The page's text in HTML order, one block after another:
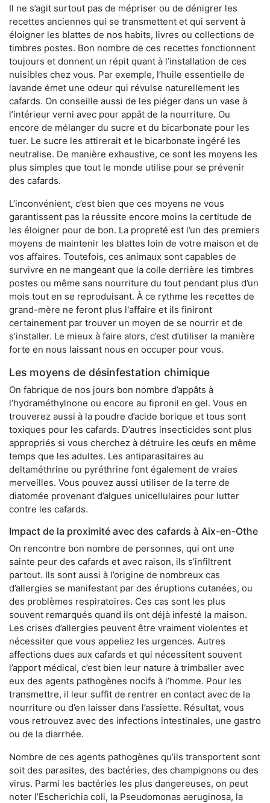
Il ne s’agit surtout pas de mépriser ou de dénigrer les
recettes anciennes qui se transmettent et qui servent à
éloigner les blattes de nos habits, livres ou collections de
timbres postes. Bon nombre de ces recettes fonctionnent
toujours et donnent un répit quant à l’installation de ces
nuisibles chez vous. Par exemple, l’huile essentielle de
lavande émet une odeur qui révulse naturellement les
cafards. On conseille aussi de les piéger dans un vase à
l’intérieur verni avec pour appât de la nourriture. Ou
encore de mélanger du sucre et du bicarbonate pour les
tuer. Le sucre les attirerait et le bicarbonate ingéré les
neutralise. De manière exhaustive, ce sont les moyens les
plus simples que tout le monde utilise pour se prévenir
des cafards.
L’inconvénient, c’est bien que ces moyens ne vous
garantissent pas la réussite encore moins la certitude de
les éloigner pour de bon. La propreté est l’un des premiers
moyens de maintenir les blattes loin de votre maison et de
vos affaires. Toutefois, ces animaux sont capables de
survivre en ne mangeant que la colle derrière les timbres
postes ou même sans nourriture du tout pendant plus d’un
mois tout en se reproduisant. À ce rythme les recettes de
grand-mère ne feront plus l'affaire et ils finiront
certainement par trouver un moyen de se nourrir et de
s’installer. Le mieux à faire alors, c’est d’utiliser la manière
forte en nous laissant nous en occuper pour vous.
Les moyens de désinfestation chimique
On fabrique de nos jours bon nombre d’appâts à
l’hydraméthylnone ou encore au fipronil en gel. Vous en
trouverez aussi à la poudre d’acide borique et tous sont
toxiques pour les cafards. D’autres insecticides sont plus
appropriés si vous cherchez à détruire les œufs en même
temps que les adultes. Les antiparasitaires au
deltaméthrine ou pyréthrine font également de vraies
merveilles. Vous pouvez aussi utiliser de la terre de
diatomée provenant d’algues unicellulaires pour lutter
contre les cafards.
Impact de la proximité avec des cafards à Aix-en-Othe
On rencontre bon nombre de personnes, qui ont une
sainte peur des cafards et avec raison, ils s’infiltrent
partout. Ils sont aussi à l’origine de nombreux cas
d’allergies se manifestant par des éruptions cutanées, ou
des problèmes respiratoires. Ces cas sont les plus
souvent remarqués quand ils ont déjà infesté la maison.
Les crises d’allergies peuvent être vraiment violentes et
nécessiter que vous appeliez les urgences. Autres
affections dues aux cafards et qui nécessitent souvent
l’apport médical, c’est bien leur nature à trimballer avec
eux des agents pathogènes nocifs à l’homme. Pour les
transmettre, il leur suffit de rentrer en contact avec de la
nourriture ou d’en laisser dans l’assiette. Résultat, vous
vous retrouvez avec des infections intestinales, une gastro
ou de la diarrhée.
Nombre de ces agents pathogènes qu’ils transportent sont
soit des parasites, des bactéries, des champignons ou des
virus. Parmi les bactéries les plus dangereuses, on peut
noter l’Escherichia coli, la Pseudomonas aeruginosa, la